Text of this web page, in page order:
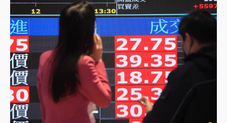
韓股最壞時期已過？大摩估去槓桿完成逾半 波動率降
至2個月低
「白海豚」雨炸新北！通報109件災情 侯友宜揭這類災
損最多
白海豚挾豪雨狂炸新北！時雨量破百毫米 水塔、雨棚
砸落毀車